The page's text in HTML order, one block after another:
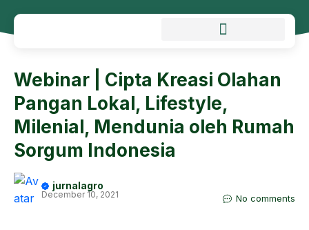
Webinar | Cipta Kreasi Olahan
Pangan Lokal, Lifestyle,
Milenial, Mendunia oleh Rumah
Sorgum Indonesia
jurnalagro
December 10, 2021 No comments